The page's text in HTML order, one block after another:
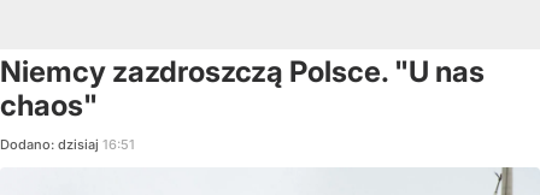
Niemcy zazdroszczą Polsce. "U nas
chaos"
Dodano: dzisiaj 16:51